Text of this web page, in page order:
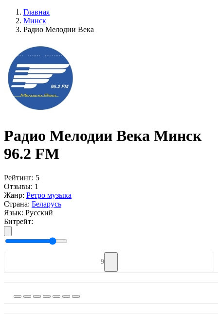
Главная
Минск
Радио Мелодии Века
Радио Мелодии Века Минск
96.2 FM
Рейтинг: 5
Отзывы: 1
Жанр: Ретро музыка
Страна: Беларусь
Язык: Русский
Битрейт:
9